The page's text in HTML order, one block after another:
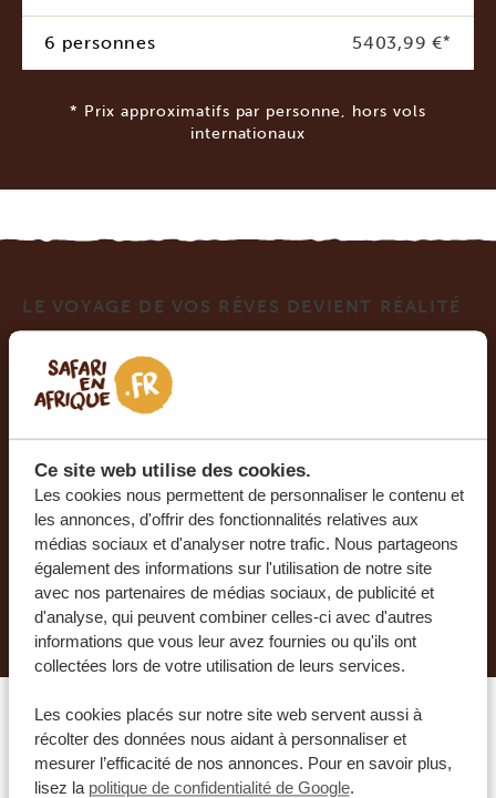
Ce site web utilise des cookies.
Les cookies nous permettent de personnaliser le contenu et
les annonces, d'offrir des fonctionnalités relatives aux
médias sociaux et d'analyser notre trafic. Nous partageons
également des informations sur l'utilisation de notre site
avec nos partenaires de médias sociaux, de publicité et
d'analyse, qui peuvent combiner celles-ci avec d'autres
informations que vous leur avez fournies ou qu'ils ont
collectées lors de votre utilisation de leurs services.
Les cookies placés sur notre site web servent aussi à
récolter des données nous aidant à personnaliser et
mesurer l’efficacité de nos annonces. Pour en savoir plus,
lisez la politique de confidentialité de Google.
6 personnes 5403,99 €*
* Prix approximatifs par personne, hors vols
internationaux
LE VOYAGE DE VOS RÊVES DEVIENT RÉALITÉ
AVEC SAFARI EN AFRIQUE.
Ce voyage vous intéresse ? Tous les voyages que
nous organisons sont privés et composés sur
unique et inoubliable. Nos experts vous aideront
à organiser le plus beau voyage de votre vie.
DEMANDER UN DEVIS POUR CE VOYAGE
Quel hébergement vous